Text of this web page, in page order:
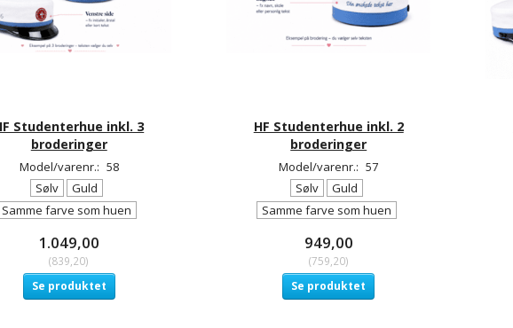
Studenterhue inkl. 3
broderinger
Model/varenr.: 58
Sølv
Guld
Samme farve som huen
1.049,00
(839,20)
Se produktet
HF Studenterhue inkl. 2
broderinger
Model/varenr.: 57
Sølv
Guld
Samme farve som huen
949,00
(759,20)
Se produktet